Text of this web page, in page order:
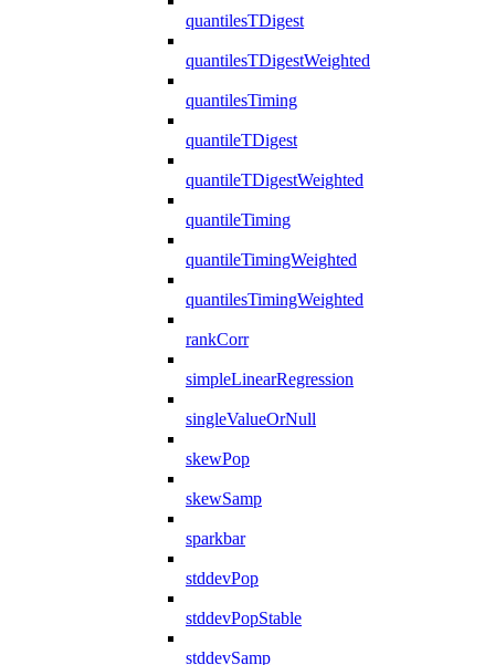
quantilesTDigest
quantilesTDigestWeighted
quantilesTiming
quantileTDigest
quantileTDigestWeighted
quantileTiming
quantileTimingWeighted
quantilesTimingWeighted
rankCorr
simpleLinearRegression
singleValueOrNull
skewPop
skewSamp
sparkbar
stddevPop
stddevPopStable
stddevSamp